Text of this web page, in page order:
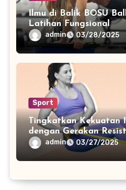
Ilmu di Balik BOSU
Latihan Fungsional
admin 03/28/2025
Sport
Tingkatkan Kekuatan
dengan Gerakan
admin 03/27/2025